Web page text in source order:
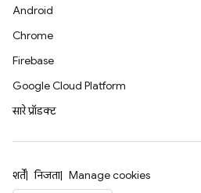
Android
Chrome
Firebase
Google Cloud Platform
सारे प्रॉडक्ट
शर्तें निजता Manage cookies